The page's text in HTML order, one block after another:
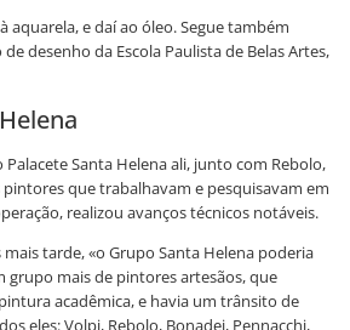
aquarela, e daí ao óleo. Segue também
desenho da Escola Paulista de Belas Artes,
Palacete Santa Helena ali, junto com Rebolo,
que trabalhavam e pesquisavam em
realizou avanços técnicos notáveis.
tarde, «o Grupo Santa Helena poderia
grupo mais de pintores artesãos, que
acadêmica, e havia um trânsito de